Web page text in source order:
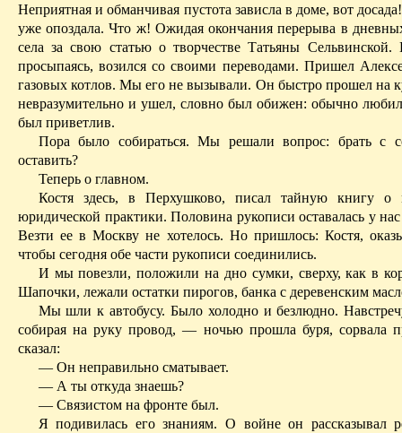
Неприятная и обманчивая пустота зависла в доме, вот
уже опоздала. Что ж! Ожидая окончания перерыва в
села за свою статью о творчестве Татьяны
просыпаясь, возился со своими переводами. Пришел
газовых котлов. Мы его не вызывали. Он быстро прошел на
невразумительно и ушел, словно был обижен: обычно
был приветлив.
Пора было собираться. Мы решали вопрос: брать с
оставить?
Теперь о главном.
Костя здесь, в Перхушково, писал тайную книгу о
юридиче­ской практики. Половина рукописи оставалась у
Везти ее в Москву не хотелось. Но пришлось: Костя,
чтобы сегодня обе части рукописи соединились.
И мы повезли, положили на дно сумки, сверху, как в
Шапочки, лежали остатки пирогов, банка с деревенским
Мы шли к автобусу. Было холодно и безлюдно.
собирая на руку провод, — ночью прошла буря, сорвала
сказал:
— Он неправильно сматывает.
— А ты откуда знаешь?
— Связистом на фронте был.
Я подивилась его знаниям. О войне он рассказывал